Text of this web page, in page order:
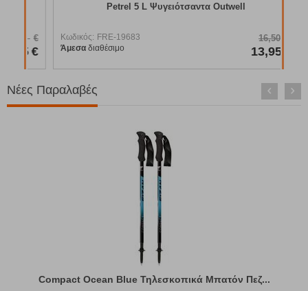
Petrel 5 L Ψυγειότσαντα Outwell
Κωδικός: FRE-19683
Άμεσαδιαθέσιμο
€
13,95 €
Νέες Παραλαβές
Compact Ocean Blue Τηλεσκοπικά Μπατόν Πεζ...